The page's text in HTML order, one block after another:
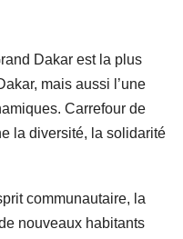
Dakar est la plus
mais aussi l’une
Carrefour de
la diversité, la solidarité
communautaire, la
nouveaux habitants